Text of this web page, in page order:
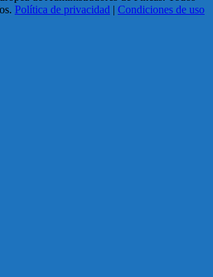
Política de privacidad | Condiciones de uso